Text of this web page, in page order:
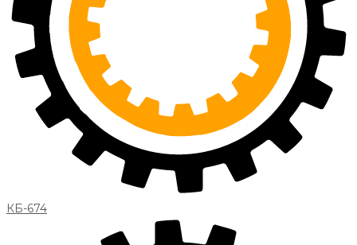
КБ-674